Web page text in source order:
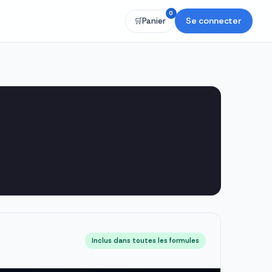
🛒Panier
0
Se connecter
Inclus dans toutes les formules